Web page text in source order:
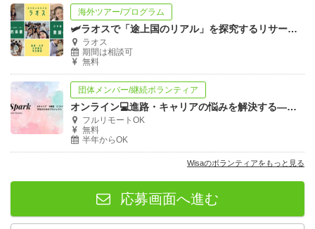
海外ツアー/プログラム
🛩ラオスで「途上国のリアル」を探究するリサーチ・フィールドワーク🛩
ラオス
期間は相談可
無料
団体メンバー/継続ボランティア
オンライン💻進路・キャリアの悩みを解決する―ソウル・スパーク:メンバー募集
フルリモートOK
無料
半年からOK
Wisaのボランティアをもっと見る
応募画面へ進む